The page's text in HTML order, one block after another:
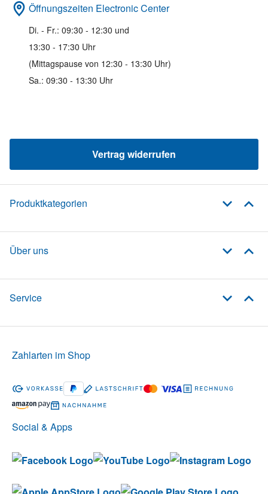
Öffnungszeiten Electronic Center
Di. - Fr.: 09:30 - 12:30 und
13:30 - 17:30 Uhr
(Mittagspause von 12:30 - 13:30 Uhr)
Sa.: 09:30 - 13:30 Uhr
Vertrag widerrufen
Produktkategorien
Über uns
Service
Social & Apps
Zahlarten im Shop